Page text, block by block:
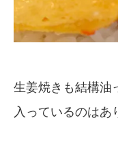
生姜焼きも結構油
入っているのはあ